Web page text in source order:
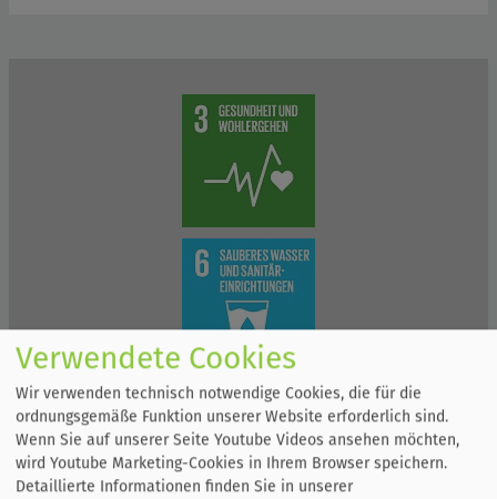
Verwendete Cookies
Wir verwenden technisch notwendige Cookies, die für die
ordnungsgemäße Funktion unserer Website erforderlich sind.
Wenn Sie auf unserer Seite Youtube Videos ansehen möchten,
wird Youtube Marketing-Cookies in Ihrem Browser speichern.
Detaillierte Informationen finden Sie in unserer